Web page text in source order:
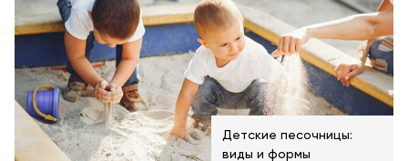
Детские песочницы:
виды и формы